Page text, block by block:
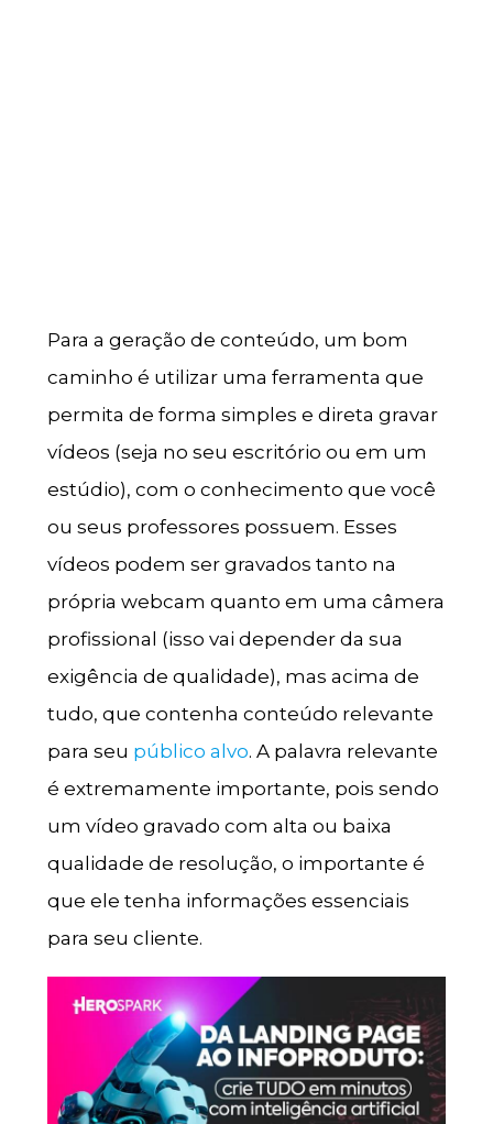
Para a geração de conteúdo, um bom
caminho é utilizar uma ferramenta que
permita de forma simples e direta gravar
vídeos (seja no seu escritório ou em um
estúdio), com o conhecimento que você
ou seus professores possuem. Esses
vídeos podem ser gravados tanto na
própria webcam quanto em uma câmera
profissional (isso vai depender da sua
exigência de qualidade), mas acima de
tudo, que contenha conteúdo relevante
para seu público alvo. A palavra relevante
é extremamente importante, pois sendo
um vídeo gravado com alta ou baixa
qualidade de resolução, o importante é
que ele tenha informações essenciais
para seu cliente.